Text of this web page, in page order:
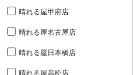
晴れる屋甲府店
晴れる屋名古屋店
晴れる屋日本橋店
晴れる屋高松店